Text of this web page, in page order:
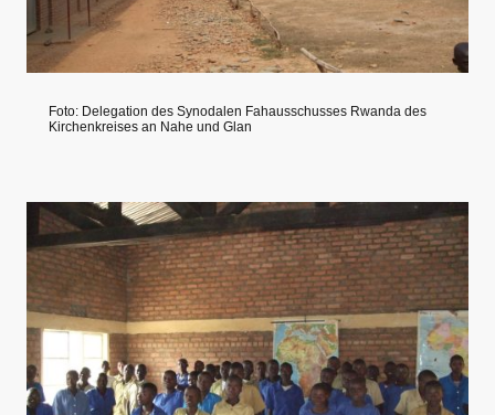
Foto: Delegation des Synodalen Fahausschusses Rwanda des
Kirchenkreises an Nahe und Glan